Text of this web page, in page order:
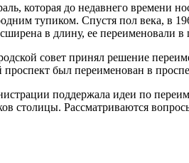
которая до недавнего времени
тупиком. Спустя пол века, в
в длину, ее переименовали
совет принял решение
был переименован в
поддержала идеи по
Рассматриваются